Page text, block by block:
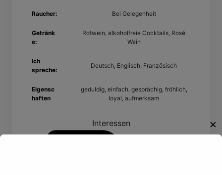
Raucher: Bei Gelegenheit
Getränk
e:
Rotwein, alkoholfreie Cocktails, Rosé
Wein
Ich
spreche:
Deutsch, Englisch, Französisch
Eigensc
haften
geduldig, einfach, gesprächig, fröhlich,
loyal, aufmerksam
Interessen ✕